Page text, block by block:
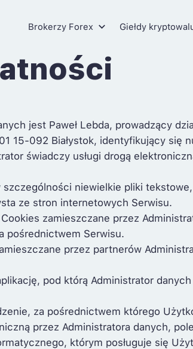
Brokerzy Forex Giełdy
jest Paweł Lebda, prowadzący
15-092 Białystok, identyfikujący
świadczy usługi drogą
niewielkie pliki
ze stron internetowych Serwisu.
zamieszczane przez
pośrednictwem Serwisu.
przez partnerów
pod którą Administrator
za pośrednictwem którego
przez Administratora danych,
którym posługuje się